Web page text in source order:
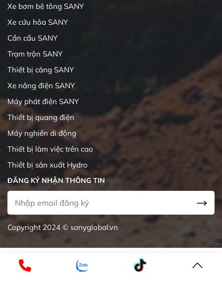
Xe bơm bê tông SANY
Xe cứu hỏa SANY
Cần cẩu SANY
Trạm trộn SANY
Thiết bị cảng SANY
Xe nâng điện SANY
Máy phát điện SANY
Thiết bị quang điện
Máy nghiền di động
Thiết bị làm việc trên cao
Thiết bị sản xuất Hydro
ĐĂNG KÝ NHẬN THÔNG TIN
Copyright 2024 © sanyglobal.vn